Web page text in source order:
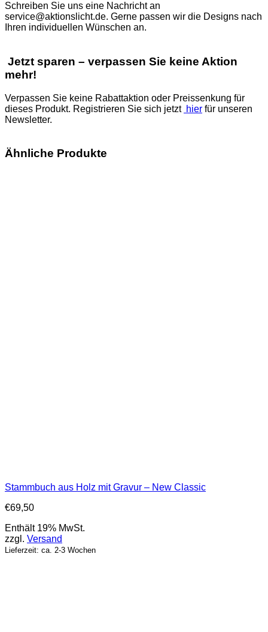
Schreiben Sie uns eine Nachricht an
service@aktionslicht.de. Gerne passen wir die Designs nach
Ihren individuellen Wünschen an.
Jetzt sparen – verpassen Sie keine Aktion
mehr!
Verpassen Sie keine Rabattaktion oder Preissenkung für
dieses Produkt. Registrieren Sie sich jetzt hier für unseren
Newsletter.
Ähnliche Produkte
Stammbuch aus Holz mit Gravur – New Classic
€69,50
Enthält 19% MwSt.
zzgl. Versand
Lieferzeit: ca. 2-3 Wochen